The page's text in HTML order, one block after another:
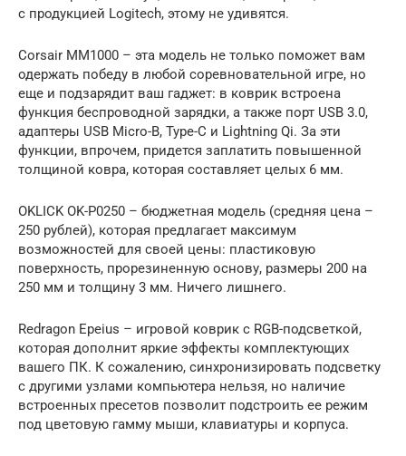
с продукцией Logitech, этому не удивятся.
Corsair MM1000 – эта модель не только поможет вам
одержать победу в любой соревновательной игре, но
еще и подзарядит ваш гаджет: в коврик встроена
функция беспроводной зарядки, а также порт USB 3.0,
адаптеры USB Micro-B, Type-C и Lightning Qi. За эти
функции, впрочем, придется заплатить повышенной
толщиной ковра, которая составляет целых 6 мм.
OKLICK OK-P0250 – бюджетная модель (средняя цена –
250 рублей), которая предлагает максимум
возможностей для своей цены: пластиковую
поверхность, прорезиненную основу, размеры 200 на
250 мм и толщину 3 мм. Ничего лишнего.
Redragon Epeius – игровой коврик с RGB-подсветкой,
которая дополнит яркие эффекты комплектующих
вашего ПК. К сожалению, синхронизировать подсветку
с другими узлами компьютера нельзя, но наличие
встроенных пресетов позволит подстроить ее режим
под цветовую гамму мыши, клавиатуры и корпуса.